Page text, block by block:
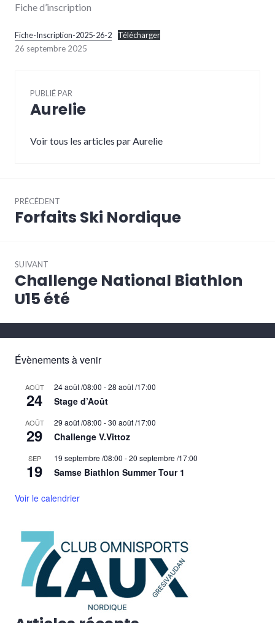
Fiche d’inscription
Fiche-Inscription-2025-26-2
Télécharger
26 septembre 2025
PUBLIÉ PAR
Aurelie
Voir tous les articles par Aurelie
dePRÉCÉDENT
Article
Forfaits Ski Nordique
SUIVANT
Article
Suivant:
Challenge National Biathlon
U15 été
Évènements à venir
AOÛT
24
24 août /08:00 -28 août /17:00
Stage d’Août
AOÛT
29
29 août /08:00 -30 août /17:00
Challenge V.Vittoz
SEP
19
19 septembre /08:00 -20 septembre /17:00
Samse Biathlon Summer Tour 1
Voir le calendrier